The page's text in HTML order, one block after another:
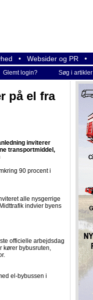
• Websider og PR •
Glemt login? Søg i artikler
på el fra
inviterer
transportmiddel,
90 procent i
alle nysgerrige
indvier byens
officielle arbejdsdag
kører bybusruten,
el-bybussen i